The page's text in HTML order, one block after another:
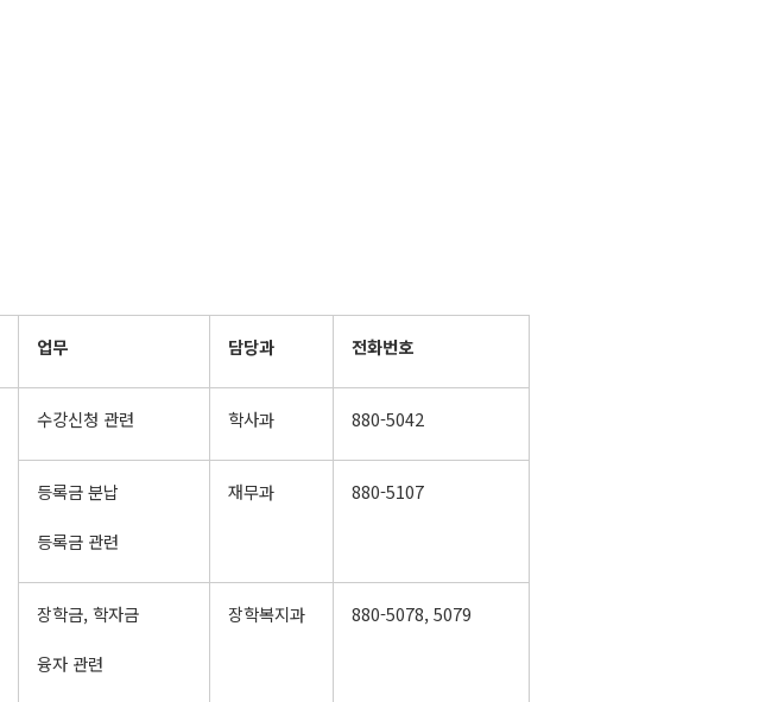
업무 담당과 전화번호
수강신청 관련 학사과 880-5042
등록금 분납
등록금 관련
재무과 880-5107
장학금, 학자금
융자 관련
장학복지과 880-5078, 5079